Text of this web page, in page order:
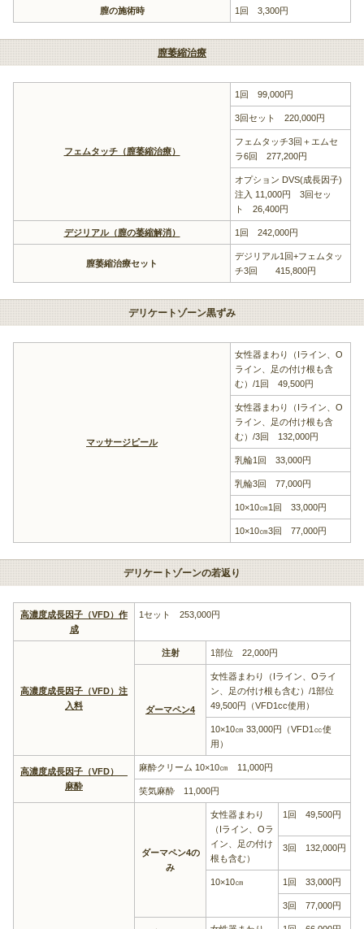
膣の施術時 1回 3,300円
膣萎縮治療
フェムタッチ（膣萎縮治療）
1回 99,000円
3回セット 220,000円
フェムタッチ3回＋エムセ
ラ6回 277,200円
オプション DVS(成長因子)
注入 11,000円 3回セッ
ト 26,400円
デジリアル（膣の萎縮解消） 1回 242,000円
膣萎縮治療セット
デジリアル1回+フェムタッ
チ3回 415,800円
デリケートゾーン黒ずみ
マッサージピール
女性器まわり（Iライン、O
ライン、足の付け根も含
む）/1回 49,500円
女性器まわり（Iライン、O
ライン、足の付け根も含
む）/3回 132,000円
乳輪1回 33,000円
乳輪3回 77,000円
10×10㎝1回 33,000円
10×10㎝3回 77,000円
デリケートゾーンの若返り
高濃度成長因子（VFD）作
成
1セット 253,000円
高濃度成長因子（VFD）注
入料
注射 1部位 22,000円
ダーマペン4
女性器まわり（Iライン、Oライ
ン、足の付け根も含む）/1部位
49,500円（VFD1cc使用）
10×10㎝ 33,000円（VFD1㏄使
用）
高濃度成長因子（VFD）
麻酔
麻酔クリーム 10×10㎝ 11,000円
笑気麻酔 11,000円
ダーマペン4の
み
女性器まわり
（Iライン、Oラ
イン、足の付け
根も含む）
1回 49,500円
3回 132,000円
10×10㎝ 1回 33,000円
3回 77,000円